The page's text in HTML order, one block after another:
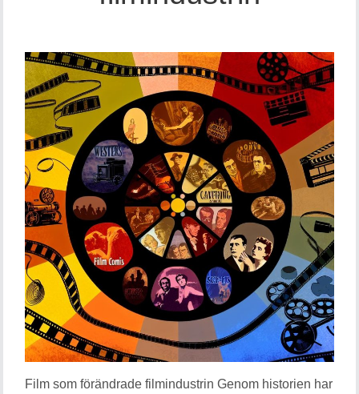
Film som förändrade filmindustrin Genom historien har